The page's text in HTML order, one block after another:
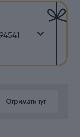
Отримати тут